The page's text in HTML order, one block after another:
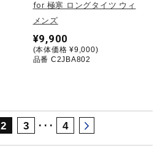
for 極寒 ロングタイツ ウィ
メンズ
¥9,900
(本体価格 ¥9,000)
品番 C2JBA802
2 3 ･･･ 4